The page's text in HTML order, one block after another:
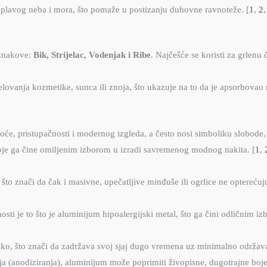
neba i mora, što pomaže u postizanju duhovne ravnoteže. [1 , 2
Bik, Strijelac, Vodenjak i Ribe. Najčešće se koristi za grlenu
kozmetike, sunca ili znoja, što ukazuje na to da je
pristupačnosti i modernog izgleda, a često nosi simboliku
ga čine omiljenim izborom u izradi savremenog modnog nakita. [1,
znači da čak i masivne, upečatljive minđuše ili ogrlice ne
je to što je aluminijum hipoalergijski metal, što ga čini odličnim
što znači da zadržava svoj sjaj dugo vremena uz minimalno
(anodiziranja), aluminijum može poprimiti živopisne, dugotrajne